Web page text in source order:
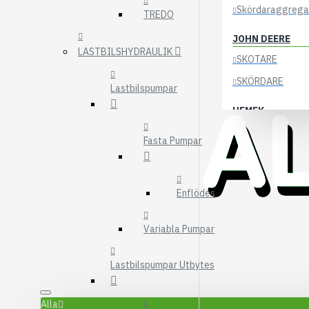
Alla
JOHN DEERE
SKOTARE
SKÖRDARE
HEMEK
ELSYSTEM
ÖVRIGA DELAR
KOCKUMS
ÖSA
TREDO
LASTBILSHYDRAULIK
Lastbilspumpar
Fasta Pumpar
Enflödes
Variabla Pumpar
Lastbilspumpar Utbytes